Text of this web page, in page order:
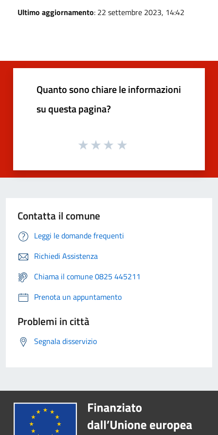
Ultimo aggiornamento: 22 settembre 2023, 14:42
Quanto sono chiare le informazioni
su questa pagina?
Contatta il comune
Leggi le domande frequenti
Richiedi Assistenza
Chiama il comune 0825 445211
Prenota un appuntamento
Problemi in città
Segnala disservizio